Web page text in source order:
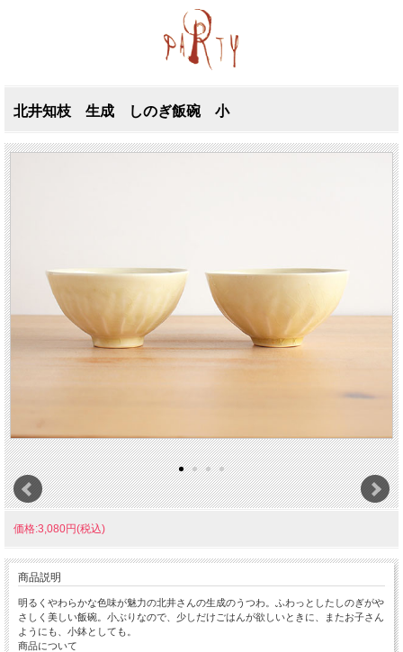
北井知枝 生成 しのぎ飯碗 小
価格:3,080円(税込)
商品説明
明るくやわらかな色味が魅力の北井さんの生成のうつわ。ふわっとしたしのぎがや
さしく美しい飯碗。小ぶりなので、少しだけごはんが欲しいときに、またお子さん
ようにも、小鉢としても。
商品について